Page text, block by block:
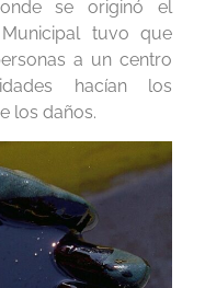
se originó el
tuvo que
a un centro
hacían los
los daños.